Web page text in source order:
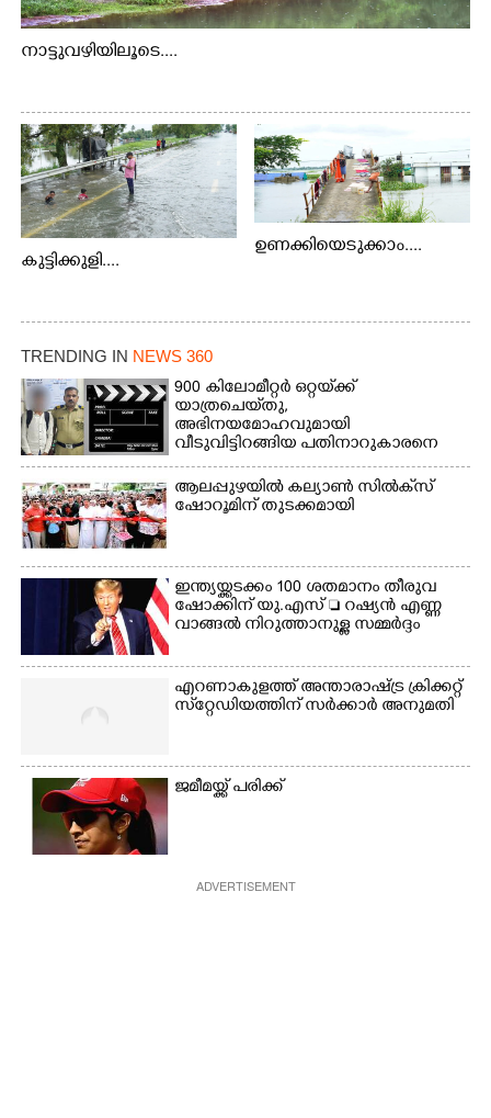
നാട്ടുവഴിയിലൂടെ....
കുട്ടിക്കുളി....
ഉണക്കിയെടുക്കാം....
TRENDING IN NEWS 360
900 കിലോമീറ്റർ ഒറ്റയ്‌ക്ക്
യാത്രചെ‌യ്‌തു,​
അഭിനയമോഹവുമായി
വീടുവിട്ടിറങ്ങിയ പതിനാറുകാരനെ
കണ്ടെത്തിയത് ഫിലിം സിറ്റിയിൽ
ആലപ്പുഴയിൽ കല്യാൺ സിൽക്‌സ്
ഷോറൂമിന് തുടക്കമായി
ഇന്ത്യയ്ക്കടക്കം 100 ശതമാനം തീരുവ
ഷോക്കിന് യു.എസ്  റഷ്യൻ എണ്ണ
വാങ്ങൽ നിറുത്താനുള്ള സമ്മർദ്ദം
എറണാകുളത്ത് അന്താരാഷ്ട്ര ക്രിക്കറ്റ്
സ്‌റ്റേഡിയത്തിന് സർക്കാർ അനുമതി
ജമീമയ്ക്ക് പരിക്ക്
ADVERTISEMENT